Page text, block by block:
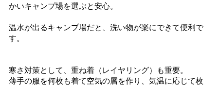
かいキャンプ場を選ぶと安心。
温水が出るキャンプ場だと、洗い物が楽にできて便利で
す。
寒さ対策として、重ね着（レイヤリング）も重要。
薄手の服を何枚も着て空気の層を作り、気温に応じて枚